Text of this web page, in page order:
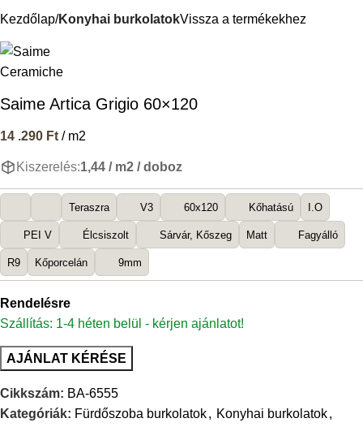
Kezdőlap Konyhai burkolatokVissza a termékekhez
Saime Artica Grigio 60×120
14 .290 Ft / m2
Kiszerelés:1,44 / m2 / doboz
Teraszra V3 60x120 Kőhatású I.O
PEI V Élcsiszolt Sárvár, Kőszeg Matt Fagyálló
R9 Kőporcelán 9mm
Rendelésre
Szállítás: 1-4 héten belül - kérjen ajánlatot!
AJÁNLAT KÉRÉSE
Cikkszám: BA-6555
Kategóriák: Fürdőszoba burkolatok, Konyhai burkolatok,